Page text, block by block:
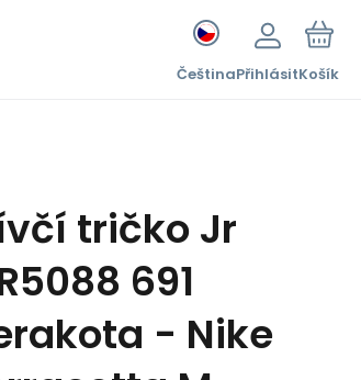
ČeštinaPřihlásitKošík
tričko Jr
691
- Nike